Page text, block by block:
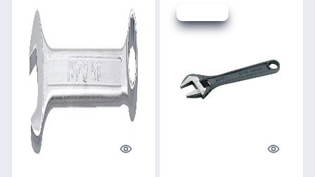
Quick look Quick